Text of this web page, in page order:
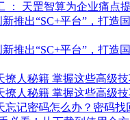
： 天罡智算为企业痛点
新推出“SC+平台”，打造
新推出“SC+平台”，打造
撩人秘籍 掌握这些高级
撩人秘籍 掌握这些高级
忘记密码怎么办？密码找